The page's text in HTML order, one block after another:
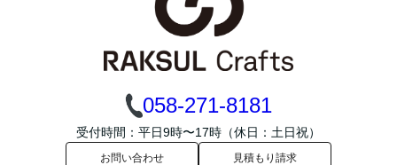
058-271-8181
受付時間：平日9時〜17時（休日：土日祝）
お問い合わせ 見積もり請求